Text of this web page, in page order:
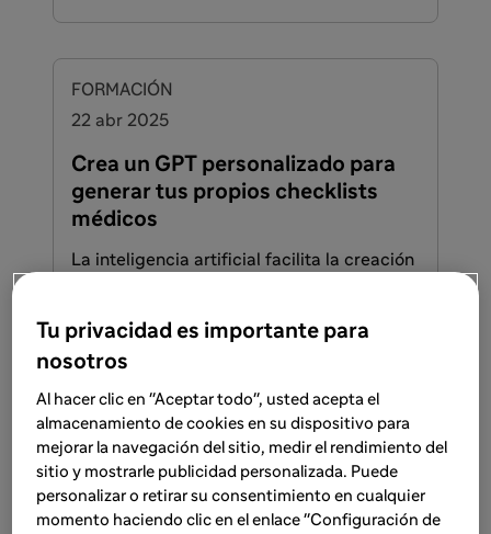
FORMACIÓN
22 abr 2025
Crea un GPT personalizado para
generar tus propios checklists
médicos
La inteligencia artificial facilita la creación
puede asistirte en etapas del embarazo o
desarrollo infantil. Aprende cómo
configurar fácilmente un GPT
personalizado que permita a profesionales
sanitarios crear contenido educativo
personalizado para sus pacientes.
Lee más
FORMACIÓN
16 abr 2025
Redacta cover letters para tus
Tu privacidad es importante para
nosotros
Al hacer clic en "Aceptar todo", usted acepta el
almacenamiento de cookies en su dispositivo para
mejorar la navegación del sitio, medir el rendimiento del
sitio y mostrarle publicidad personalizada. Puede
personalizar o retirar su consentimiento en cualquier
momento haciendo clic en el enlace "Configuración de